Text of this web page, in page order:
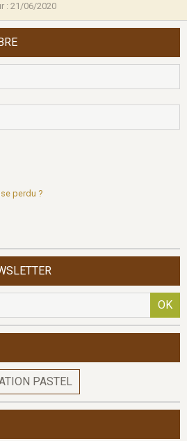
: 21/06/2020
perdu ?
OK
PASTEL